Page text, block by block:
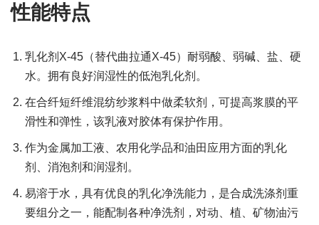
性能特点
乳化剂X-45（替代曲拉通X-45）耐弱酸、弱碱、盐、硬
水。拥有良好润湿性的低泡乳化剂。
在合纤短纤维混纺纱浆料中做柔软剂，可提高浆膜的平
滑性和弹性，该乳液对胶体有保护作用。
作为金属加工液、农用化学品和油田应用方面的乳化
剂、消泡剂和润湿剂。
易溶于水，具有优良的乳化净洗能力，是合成洗涤剂重
要组分之一，能配制各种净洗剂，对动、植、矿物油污